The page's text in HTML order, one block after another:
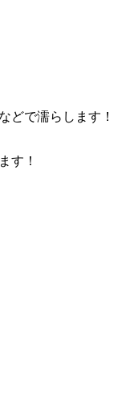
どで濡らします！
す！